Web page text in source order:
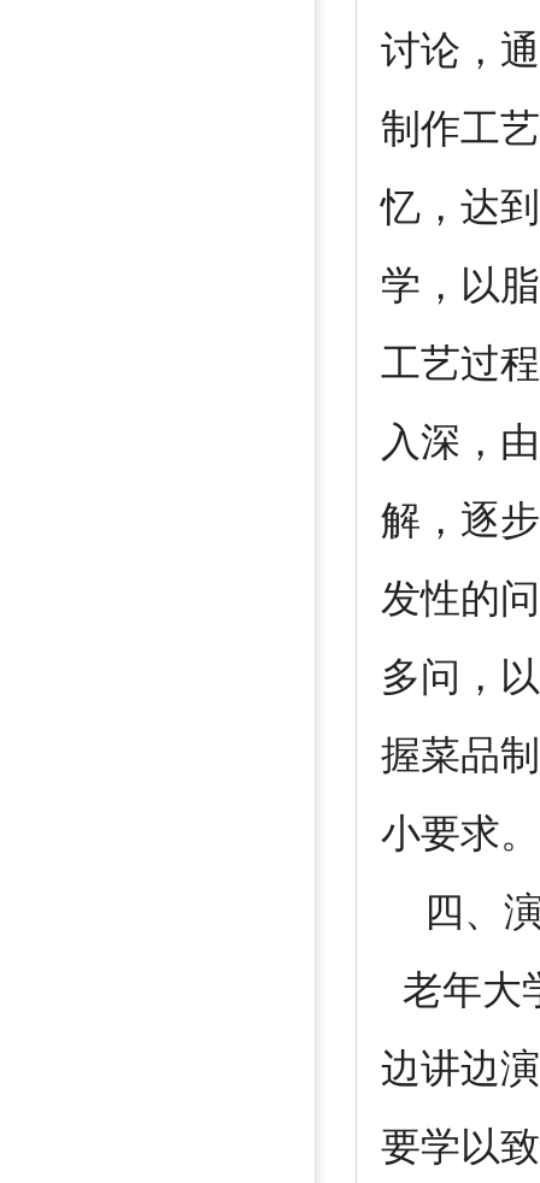
讨论，
制作工
忆，达
学，以
工艺过
入深，
解，逐
发性的
多问，
握菜品
小要求。
四、演
老年大
边讲边
要学以